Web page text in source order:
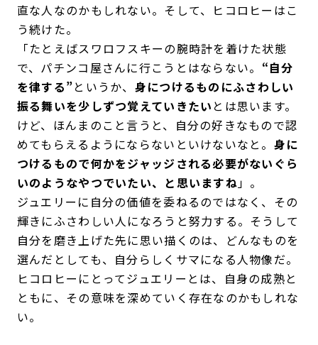
直な人なのかもしれない。そして、ヒコロヒーはこ
う続けた。
「たとえばスワロフスキーの腕時計を着けた状態
で、パチンコ屋さんに行こうとはならない。 “自分
を律する”というか、 身につけるものにふさわしい
振る舞いを少しずつ覚えていきたい とは思います。
けど、ほんまのこと言うと、自分の好きなもので認
めてもらえるようにならないといけないなと。 身に
つけるもので何かをジャッジされる必要がないぐら
いのようなやつでいたい、と思いますね 」。
ジュエリーに自分の価値を委ねるのではなく、その
輝きにふさわしい人になろうと努力する。そうして
自分を磨き上げた先に思い描くのは、どんなものを
選んだとしても、自分らしくサマになる人物像だ。
ヒコロヒーにとってジュエリーとは、自身の成熟と
ともに、その意味を深めていく存在なのかもしれな
い。